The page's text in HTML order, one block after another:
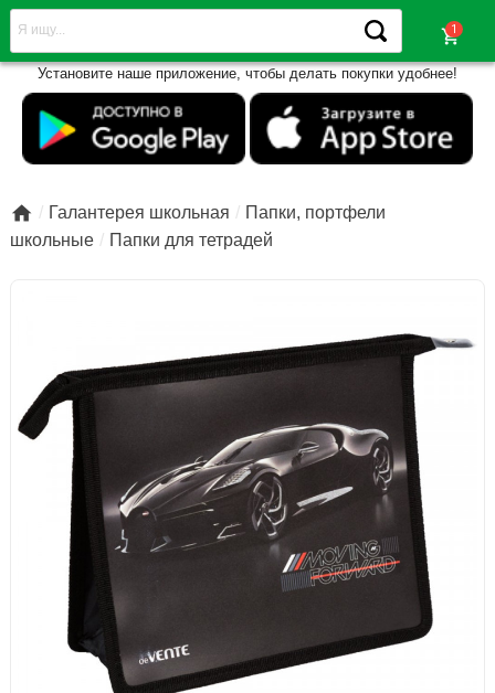
shopping_cart
Установите наше приложение, чтобы делать покупки удобнее!
 Галантерея школьная
Папки, портфели
школьные
Папки для тетрадей